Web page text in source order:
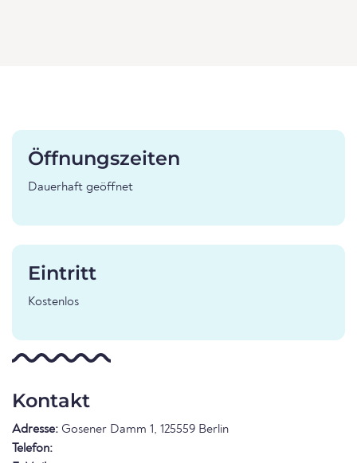
Öffnungszeiten
Dauerhaft geöffnet
Eintritt
Kostenlos
Kontakt
Adresse: Gosener Damm 1, 125559 Berlin
Telefon: